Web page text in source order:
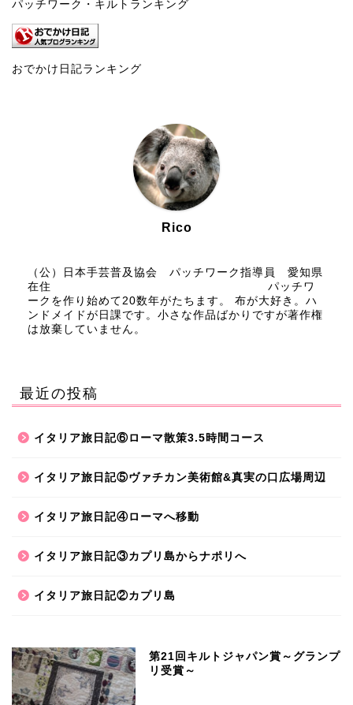
パッチワーク・キルトランキング
おでかけ日記ランキング
Rico
（公）日本手芸普及協会 パッチワーク指導員 愛知県
在住 パッチワ
ークを作り始めて20数年がたちます。 布が大好き。ハ
ンドメイドが日課です。小さな作品ばかりですが著作権
は放棄していません。
最近の投稿
イタリア旅日記⑥ローマ散策3.5時間コース
イタリア旅日記⑤ヴァチカン美術館&真実の口広場周辺
イタリア旅日記④ローマへ移動
イタリア旅日記③カプリ島からナポリへ
イタリア旅日記②カプリ島
第21回キルトジャパン賞～グランプ
リ受賞～